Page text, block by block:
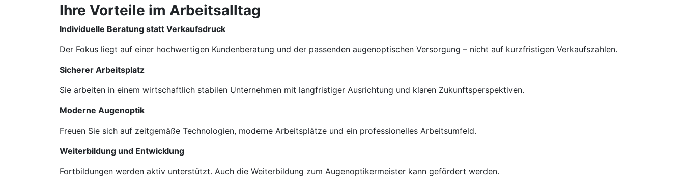
Ihre Vorteile im Arbeitsalltag
Individuelle Beratung statt Verkaufsdruck
Der Fokus liegt auf einer hochwertigen Kundenberatung und der passenden augenoptischen Versorgung – nicht auf kurzfristigen Verkaufszahlen.
Sicherer Arbeitsplatz
Sie arbeiten in einem wirtschaftlich stabilen Unternehmen mit langfristiger Ausrichtung und klaren Zukunftsperspektiven.
Moderne Augenoptik
Freuen Sie sich auf zeitgemäße Technologien, moderne Arbeitsplätze und ein professionelles Arbeitsumfeld.
Weiterbildung und Entwicklung
Fortbildungen werden aktiv unterstützt. Auch die Weiterbildung zum Augenoptikermeister kann gefördert werden.